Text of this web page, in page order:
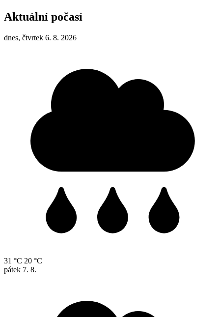
Aktuální počasí
dnes, čtvrtek 6. 8. 2026
31 °C 20 °C
pátek 7. 8.